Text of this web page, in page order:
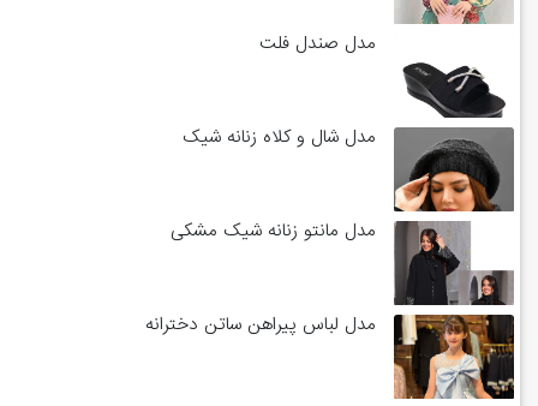
مدل صندل فلت
مدل شال و کلاه زنانه شیک
مدل مانتو زنانه شیک مشکی
مدل لباس پیراهن ساتن دخترانه